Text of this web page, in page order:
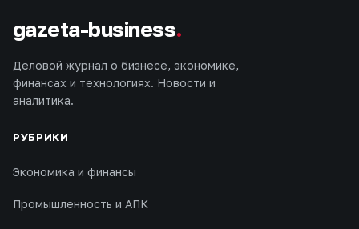
gazeta-business.
Деловой журнал о бизнесе, экономике,
финансах и технологиях. Новости и
аналитика.
РУБРИКИ
Экономика и финансы
Промышленность и АПК